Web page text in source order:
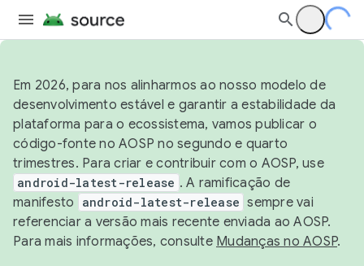
Em 2026, para nos alinharmos ao nosso modelo de
desenvolvimento estável e garantir a estabilidade da
plataforma para o ecossistema, vamos publicar o
código-fonte no AOSP no segundo e quarto
trimestres. Para criar e contribuir com o AOSP, use
android-latest-release . A ramificação de
manifesto
android-latest-release sempre vai
referenciar a versão mais recente enviada ao AOSP.
Para mais informações, consulte Mudanças no AOSP.